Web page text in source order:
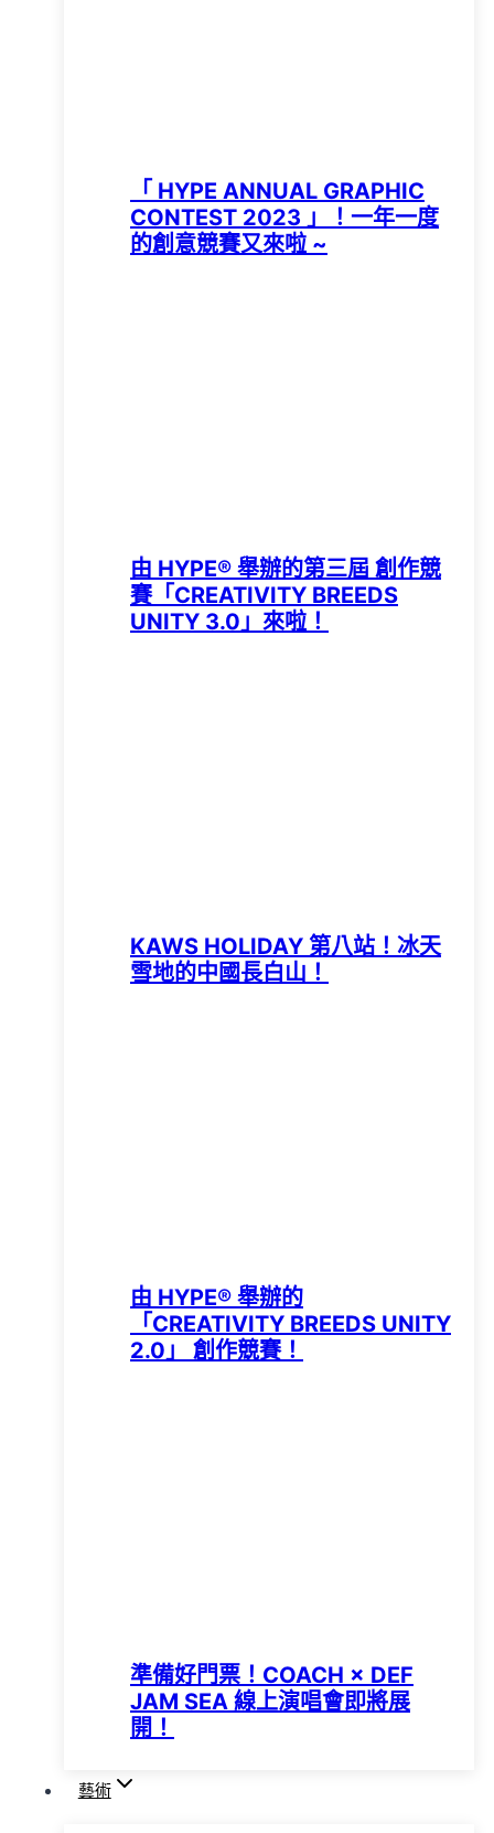
「 HYPE ANNUAL GRAPHIC
CONTEST 2023 」！一年一度
的創意競賽又來啦 ~
由 HYPE®️ 舉辦的第三屆 創作競
賽「CREATIVITY BREEDS
UNITY 3.0」來啦！
KAWS HOLIDAY 第八站！冰天
雪地的中國長白山！
由 HYPE®️ 舉辦的
「CREATIVITY BREEDS UNITY
2.0」 創作競賽！
準備好門票！COACH × DEF
JAM SEA 線上演唱會即將展
開！
藝術